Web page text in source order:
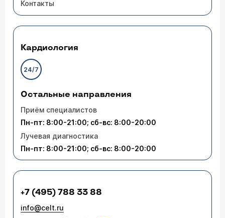
Контакты
Кардиология
24/7
Остальные направления
Приём специалистов
Пн-пт: 8:00-21:00; сб-вс: 8:00-20:00
Лучевая диагностика
Пн-пт: 8:00-21:00; сб-вс: 8:00-20:00
+7 (495) 788 33 88
info@celt.ru